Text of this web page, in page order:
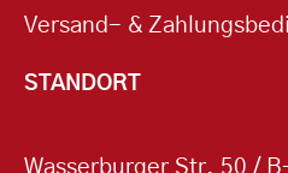
Versand- &
STANDORT
Wasserburger Str. 50 /